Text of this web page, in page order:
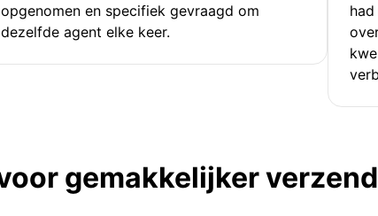
opgenomen en specifiek gevraagd om
dezelfde agent elke keer.
gemakkelijker